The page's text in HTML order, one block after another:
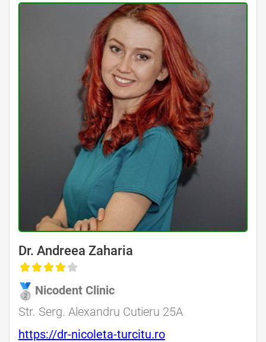
Dr. Andreea Zaharia
Nicodent Clinic
Str. Serg. Alexandru Cutieru 25A
https://dr-nicoleta-turcitu.ro